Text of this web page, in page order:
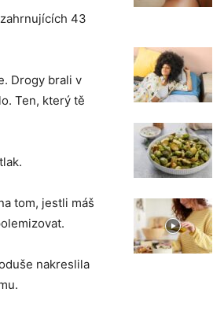
43
Drogy brali v
Ten, který tě
tom, jestli máš
nakreslila